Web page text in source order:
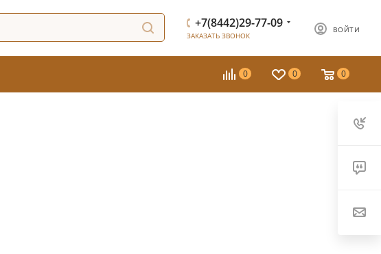
+7(8442)29-77-09
ЗАКАЗАТЬ ЗВОНОК
ВОЙТИ
0 0 0